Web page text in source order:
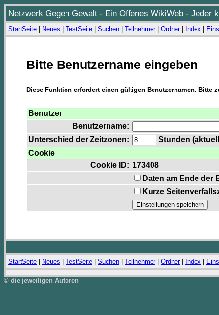
Netzwerk Gegen Gewalt - Ein Offenes WikiWeb - Jeder
StartSeite Neues TestSeite Suchen Teilnehmer| Ordner| Index
Bitte Benutzername eingeben
Diese Funktion erfordert einen gültigen Benutzernamen. Bitte
Benutzer
Benutzername:
Unterschied der Zeitzonen:
Stunden
Cookie
Cookie ID: 173408
Daten am Ende der
Kurze
StartSeite Neues TestSeite Suchen Teilnehmer| Ordner| Index
© die jeweiligen Autoren